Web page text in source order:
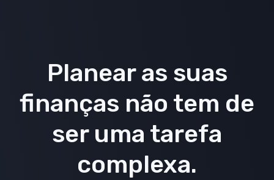
Planear as suas
finanças não tem de
ser uma tarefa
complexa.